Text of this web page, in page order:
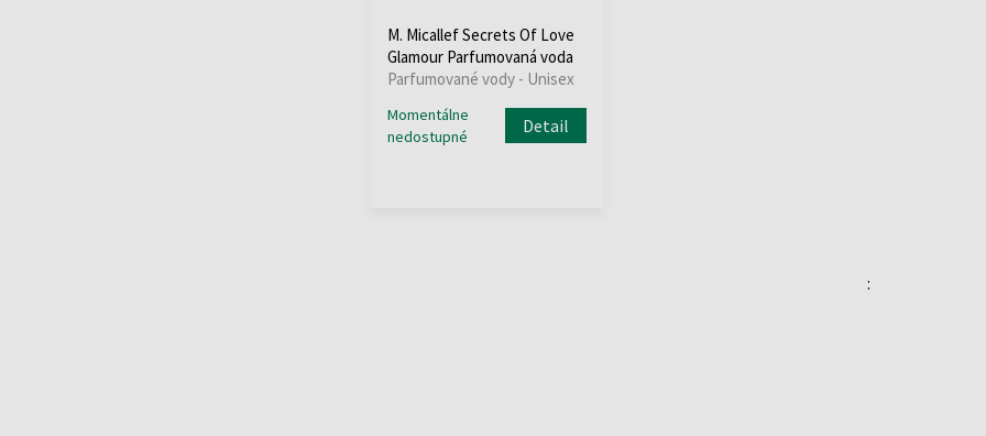
M. Micallef Secrets Of Love
Glamour Parfumovaná voda
Parfumované vody - Unisex
Momentálne
nedostupné
Detail
: